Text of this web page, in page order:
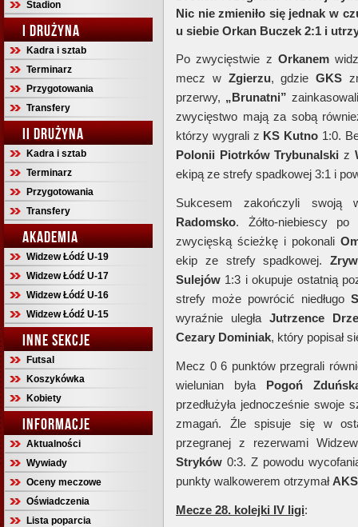
Stadion
I DRUŻYNA
Kadra i sztab
Terminarz
Przygotowania
Transfery
II DRUŻYNA
Kadra i sztab
Terminarz
Przygotowania
Transfery
AKADEMIA
Widzew Łódź U-19
Widzew Łódź U-17
Widzew Łódź U-16
Widzew Łódź U-15
INNE SEKCJE
Futsal
Koszykówka
Kobiety
INFORMACJE
Aktualności
Wywiady
Oceny meczowe
Oświadczenia
Lista poparcia
Nic nie zmieniło się jednak w
u siebie Orkan Buczek 2:1 i
Po zwycięstwie z Orkanem
mecz w Zgierzu, gdzieGKS
przerwy, „Brunatni”
zwycięstwo mają za sobą
którzy wygrali z KS Kutno 1:0.
Polonii Piotrków Trybunalski z
ekipą ze strefy spadkowej 3:1 i
Sukcesem zakończyli
Radomsko. Żółto-niebiescy
zwycięską ścieżkę i pokonali
ekip ze strefy spadkowej.Zryw
Sulejów 1:3 i okupuje ostatnią
strefy może powrócić niedługo
wyraźnie uległa Jutrzence
Cezary Dominiak, który popisał
Mecz 0 6 punktów przegrali
wielunian była Pogoń
przedłużyła jednocześnie
zmagań. Źle spisuje się w
przegranej z rezerwami
Stryków 0:3. Z powodu
punkty walkowerem otrzymał AKS
Mecze 28. kolejki IV ligi: